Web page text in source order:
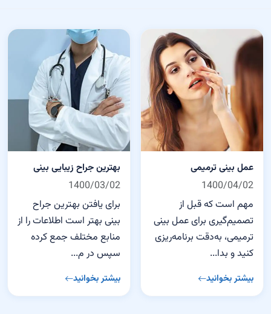
عمل بینی ترمیمی
1400/04/02
مهم است که قبل از
تصمیم‌گیری برای عمل بینی
ترمیمی، به‌دقت برنامه‌ریزی
کنید و بدا...
بیشتر بخوانید
بهترین جراح زیبایی بینی
1400/03/02
برای یافتن بهترین جراح
بینی بهتر است اطلاعات را از
منابع مختلف جمع کرده
سپس در م...
بیشتر بخوانید